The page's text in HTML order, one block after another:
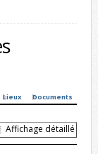
Lieux Documents
Affichage détaillé